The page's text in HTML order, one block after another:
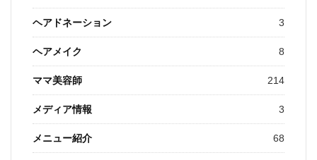
ヘアドネーション 3
ヘアメイク 8
ママ美容師 214
メディア情報 3
メニュー紹介 68